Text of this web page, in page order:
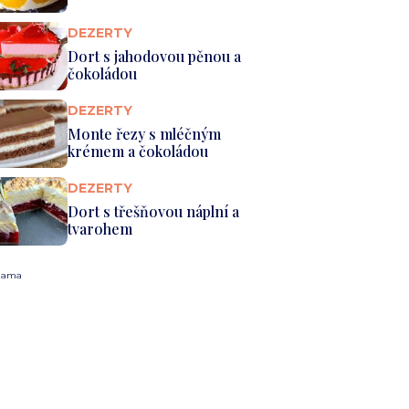
DEZERTY
Dort s jahodovou pěnou a
čokoládou
DEZERTY
Monte řezy s mléčným
krémem a čokoládou
DEZERTY
Dort s třešňovou náplní a
tvarohem